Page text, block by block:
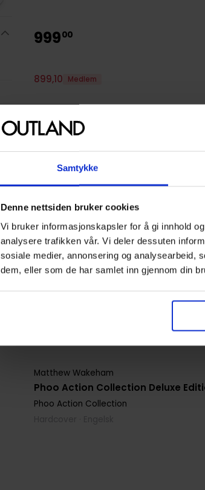
Samtykke
Denne nettsiden bruker cookies
Vi bruker informasjonskapsler for å gi innhold
analysere trafikken vår. Vi deler dessuten
sosiale medier, annonsering og analysearbeid,
dem, eller som de har samlet inn gjennom din
Phoo Action Collection Deluxe
Matthew Wakeham
Phoo Action Collection
99900
899,10 Medlem
Kun 2 igjen